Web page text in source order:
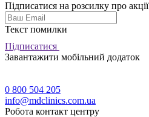
Підписатися на розсилку про акції
Текст помилки
Підписатися
Завантажити мобільний додаток
0 800 504 205
info@mdclinics.com.ua
Робота контакт центру